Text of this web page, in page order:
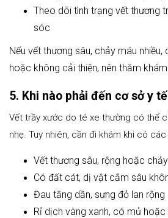
Theo dõi tình trạng vết thương
sóc
Nếu vết thương sâu, chảy máu
hoặc không cải thiện, nên thăm
5. Khi nào phải đến cơ sở y
Vết trầy xước do té xe thường có thể
nhẹ. Tuy nhiên, cần đi khám khi có các
Vết thương sâu, rộng hoặc
Có đất cát, dị vật cắm sâu
Đau tăng dần, sưng đỏ lan rộng
Rỉ dịch vàng xanh, có mủ hoặc